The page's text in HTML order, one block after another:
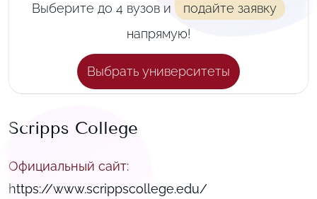
Выберите до 4 вузов и
подайте заявку
напрямую!
Выбрать университеты
Scripps College
Официальный сайт:
https://www.scrippscollege.edu/